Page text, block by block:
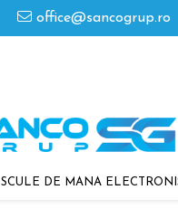
office@sancogrup.ro
SCULE DE MANA